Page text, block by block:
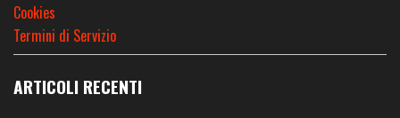
Cookies
Termini di Servizio
ARTICOLI RECENTI